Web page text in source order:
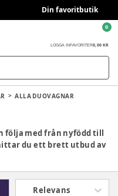
Din favoritbutik
LOGGA IN FAVORITER0,00 KR
0
ALLA DUOVAGNAR
följa med från nyfödd till
du ett brett utbud av
sittdel i samma vagn.
under flera år.
Relevans